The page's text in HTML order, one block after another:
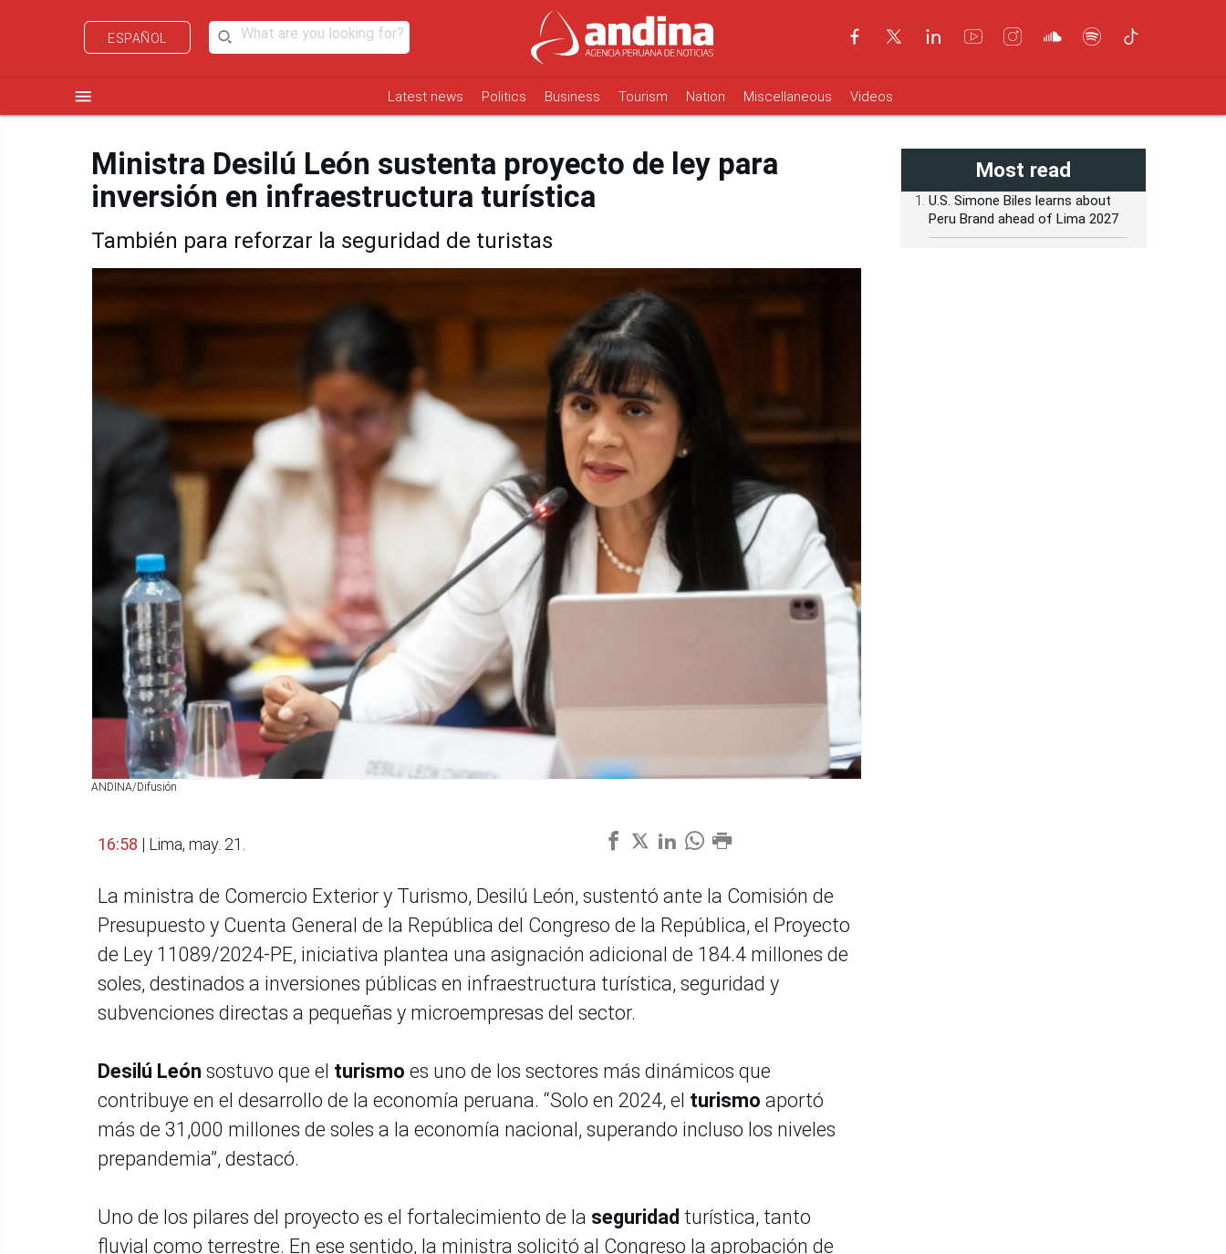
ESPAÑOL
menu Latest news Politics Business Tourism Nation Miscellaneous Videos
Ministra Desilú León sustenta proyecto de ley para
inversión en infraestructura turística
También para reforzar la seguridad de turistas
ANDINA/Difusión
16:58 | Lima, may. 21.
La ministra de Comercio Exterior y Turismo, Desilú León, sustentó ante la Comisión de
Presupuesto y Cuenta General de la República del Congreso de la República, el Proyecto
de Ley 11089/2024-PE, iniciativa plantea una asignación adicional de 184.4 millones de
soles, destinados a inversiones públicas en infraestructura turística, seguridad y
subvenciones directas a pequeñas y microempresas del sector.
Desilú León sostuvo que el turismo es uno de los sectores más dinámicos que
contribuye en el desarrollo de la economía peruana. “Solo en 2024, el turismo aportó
más de 31,000 millones de soles a la economía nacional, superando incluso los niveles
prepandemia”, destacó.
Uno de los pilares del proyecto es el fortalecimiento de la seguridad turística, tanto
fluvial como terrestre. En ese sentido, la ministra solicitó al Congreso la aprobación de
Most read
U.S. Simone Biles learns about
Peru Brand ahead of Lima 2027